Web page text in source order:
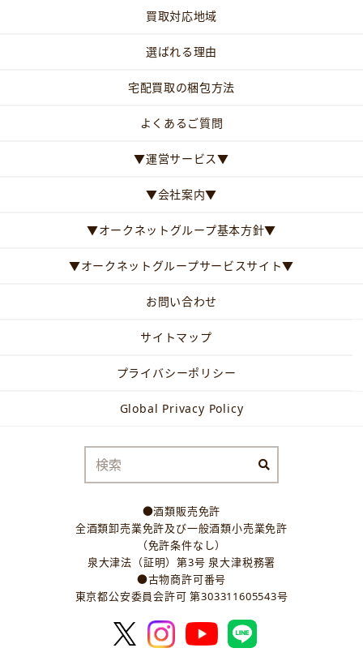
買取対応地域
選ばれる理由
宅配買取の梱包方法
よくあるご質問
▼運営サービス▼
▼会社案内▼
▼オークネットグループ基本方針▼
▼オークネットグループサービスサイト▼
お問い合わせ
サイトマップ
プライバシーポリシー
Global Privacy Policy
●酒類販売免許
全酒類卸売業免許及び一般酒類小売業免許
（免許条件なし）
泉大津法（証明）第3号 泉大津税務署
●古物商許可番号
東京都公安委員会許可 第303311605543号